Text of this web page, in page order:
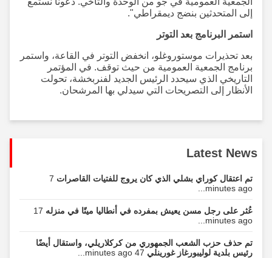
إلى المتحدثين بنضج ديمقراطي".
استمر البرنامج بعد التوتر
بعد تحذيرات موستوروغلو، انخفض التوتر في القاعة، واستمر
برنامج الجمعية العمومية من حيث توقف. في المؤتمر
التاريخي الذي سيحدد الرئيس الجديد لفنربخشة، تحولت
الأنظار إلى التصريحات التي سيدلي بها المرشحان.
Latest News
تم اعتقال كوراي بشلي الذي كان يروج للفتيات القاصرات7
minutes ago...
عُثر على رجل مسن يعيش بمفرده في أنطاليا ميتًا في منزله 17
minutes ago...
تم حذف حزب الشعب الجمهوري من كركلاريلي، واستقال أيضًا
رئيس بلدية لوليبورغاز غورينلي47 minutes ago...